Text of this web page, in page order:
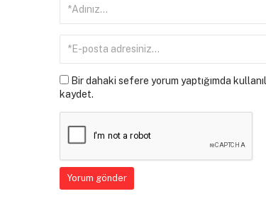
Bir dahaki sefere yorum yaptığımda
kaydet.